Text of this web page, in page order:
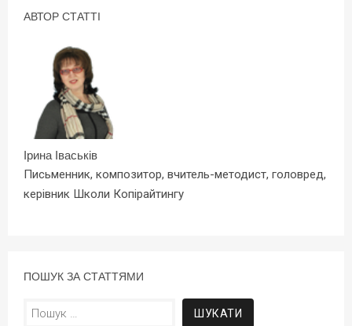
АВТОР СТАТТІ
Ірина Іваськів
Письменник, композитор, вчитель-методист, головред,
керівник Школи Копірайтингу
ПОШУК ЗА СТАТТЯМИ
Пошук: